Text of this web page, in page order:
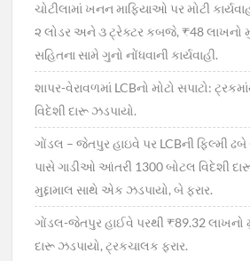
ચોટીલામાં ખનન માફિયાઓ પર મોટી
૨ લોડર અને ૩ ટ્રેક્ટર કબજે, ₹48 લાખનો
સહિતના સામે ગુનો નોંધવાની કાર્યવાહી.
શાપર-વેરાવળમાં LCBનો મોટો સપાટો:
વિદેશી દારૂ ઝડપાયો.
ગોંડલ – જેતપુર હાઇવે પર LCBની ફિલ્મી ઢબે
પાસે ગાડીઓ આંતરી 1300 બોટલ વિદેશી
મુદ્દામાલ સાથે એક ઝડપાયો, બે ફરાર.
ગોંડલ-જેતપુર હાઈવે પરથી ₹89.32 લાખનો
દારૂ ઝડપાયો, ટ્રકચાલક ફરાર.